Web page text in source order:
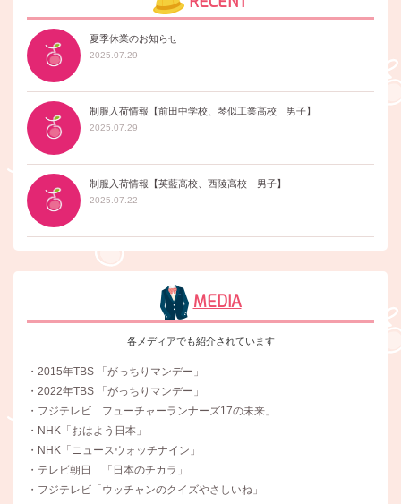
夏季休業のお知らせ
2025.07.29
制服入荷情報【前田中学校、琴似工業高校 男子】
2025.07.29
制服入荷情報【英藍高校、西陵高校 男子】
2025.07.22
MEDIA
各メディアでも紹介されています
・2015年TBS 「がっちりマンデー」
・2022年TBS 「がっちりマンデー」
・フジテレビ「フューチャーランナーズ17の未来」
・NHK「おはよう日本」
・NHK「ニュースウォッチナイン」
・テレビ朝日 「日本のチカラ」
・フジテレビ「ウッチャンのクイズやさしいね」